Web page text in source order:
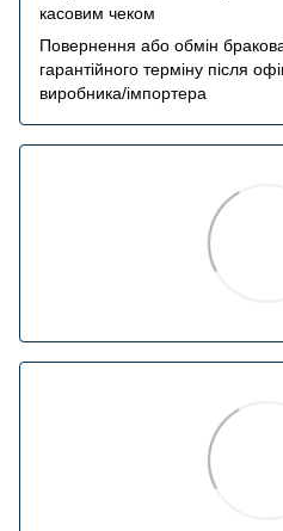
касовим чеком
Повернення або обмін
гарантійного терміну після
виробника/імпортера